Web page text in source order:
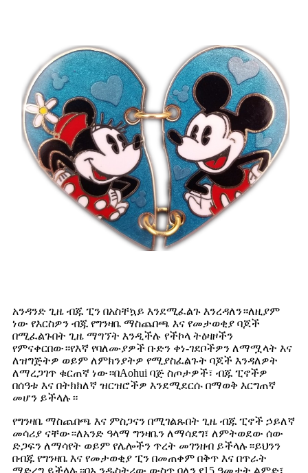
አንዳንድ ጊዜ ብጁ ፒን በአስቸኳይ እንደሚፈልጉ እንረዳለን።ለዚያም
ነው የእርስዎን ብጁ የግንዛቤ ማስጨበጫ እና የመታወቂያ ባጆች
በሚፈልጉበት ጊዜ ማግኘት እንዲችሉ የችኮላ ትዕዛዞችን
የምናቀርበው።የእኛ የባለሙያዎች ቡድን ቀነ-ገደቦችዎን ለማሟላት እና
ለዝግጅትዎ ወይም ለምክንያትዎ የሚያስፈልጉት ባጆች እንዳለዎት
ለማረጋገጥ ቁርጠኛ ነው።በAohui ባጅ ስጦታዎች፣ ብጁ ፒኖችዎ
በሰዓቱ እና በትክክለኛ ዝርዝሮችዎ እንደሚደርሱ በማወቅ እርግጠኛ
መሆን ይችላሉ።
የግንዛቤ ማስጨበጫ እና ምስጋናን በሚገልጹበት ጊዜ ብጁ ፒኖች ኃይለኛ
መሳሪያ ናቸው።ለአንድ ዓላማ ግንዛቤን ለማሳደግ፣ ለምትወደው ሰው
ድጋፍን ለማሳየት ወይም የሌሎችን ጥረት መገንዘብ ይችላሉ።ይህንን
በብጁ የግንዛቤ እና የመታወቂያ ፒን በመጠቀም በቅጥ እና በጥራት